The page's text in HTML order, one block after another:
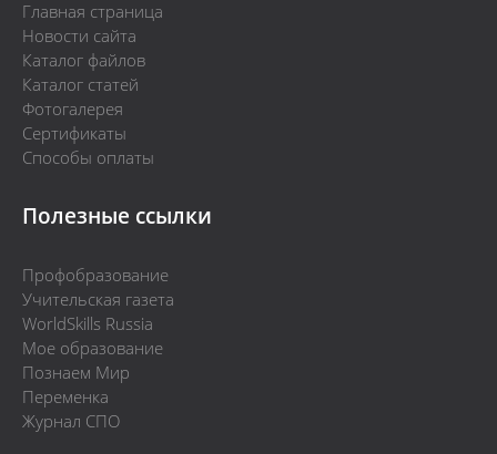
Главная страница
Новости сайта
Каталог файлов
Каталог статей
Фотогалерея
Сертификаты
Способы оплаты
Полезные ссылки
Профобразование
Учительская газета
WorldSkills Russia
Мое образование
Познаем Мир
Переменка
Журнал СПО